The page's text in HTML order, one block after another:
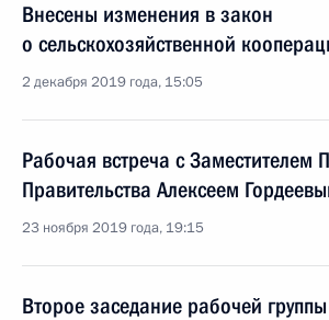
Внесены изменения в закон
о сельскохозяйственной
2 декабря 2019 года, 15:05
Рабочая встреча с Заместителем
Правительства Алексеем
23 ноября 2019 года, 19:15
Второе заседание рабочей